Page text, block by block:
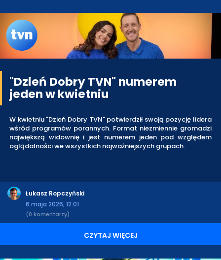
"Dzień Dobry TVN" numerem
jeden w kwietniu
W kwietniu "Dzień Dobry TVN" potwierdził swoją pozycję lidera
wśród programów porannych. Format niezmiennie gromadzi
największą widownię i jest numerem jeden pod względem
oglądalności we wszystkich najważniejszych grupach.
Łukasz Ropczyński
6 maja 2026, 12:01
(0 komentarzy)
CZYTAJ WIĘCEJ